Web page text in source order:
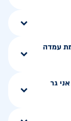
עמדה
גר